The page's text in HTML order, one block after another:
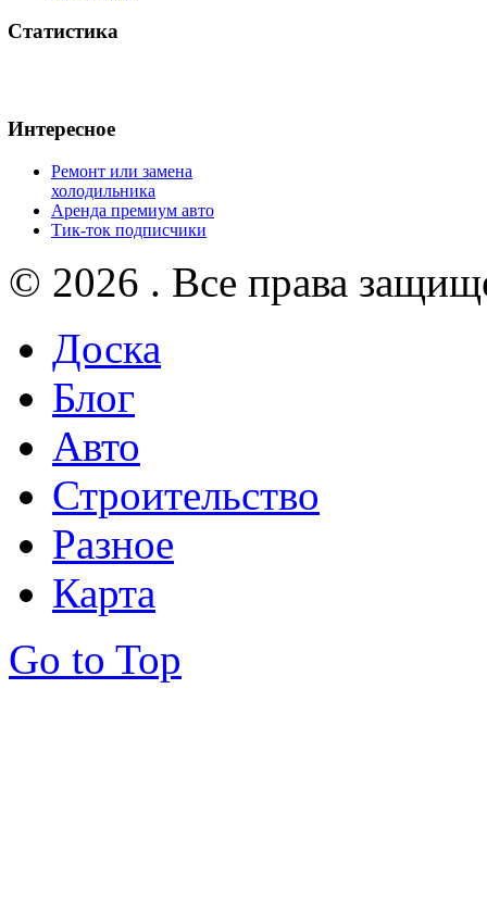
Статистика
Интересное
Ремонт или замена
холодильника
Аренда премиум авто
Тик-ток подписчики
© 2026 . Все права
Доска
Блог
Авто
Строительство
Разное
Карта
Go to Top